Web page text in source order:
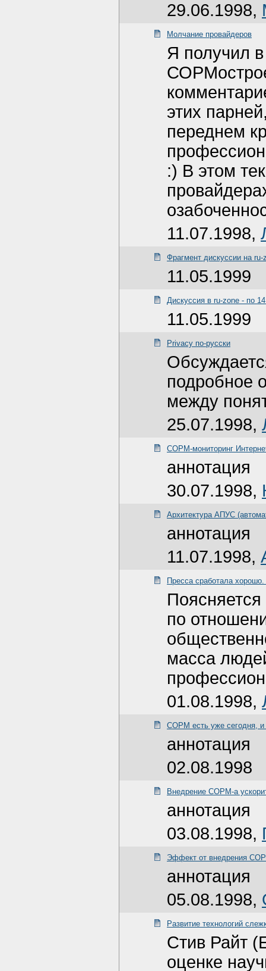
29.06.1998,
Молчание провайдеров
Я получил
этих
переднем
:) В этом
11.07.1998,
Фрагмент дискуссии на ru-
11.05.1999
Дискуссия в ru-zone - по
11.05.1999
Privacy по-русски
подробное
между
25.07.1998,
СОРМ-мониторинг
аннотация
30.07.1998,
Архитектура АПУС
аннотация
11.07.1998,
Пресса сработала
по
масса
01.08.1998,
СОРМ есть уже сегодня, и
аннотация
02.08.1998
Внедрение СОРМ-а
аннотация
03.08.1998,
Эффект от внедрения
аннотация
05.08.1998,
Развитие технологий
Стив Райт
оценке